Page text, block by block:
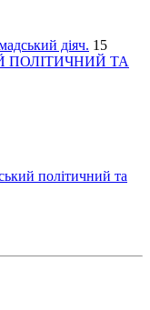
діяч. 15
ПОЛІТИЧНИЙ ТА
політичний та